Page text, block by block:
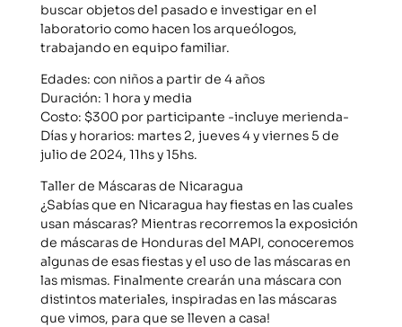
buscar objetos del pasado e investigar en el
laboratorio como hacen los arqueólogos,
trabajando en equipo familiar.
Edades: con niños a partir de 4 años
Duración: 1 hora y media
Costo: $300 por participante -incluye merienda-
Días y horarios: martes 2, jueves 4 y viernes 5 de
julio de 2024, 11hs y 15hs.
Taller de Máscaras de Nicaragua
¿Sabías que en Nicaragua hay fiestas en las cuales
usan máscaras? Mientras recorremos la exposición
de máscaras de Honduras del MAPI, conoceremos
algunas de esas fiestas y el uso de las máscaras en
las mismas. Finalmente crearán una máscara con
distintos materiales, inspiradas en las máscaras
que vimos, para que se lleven a casa!